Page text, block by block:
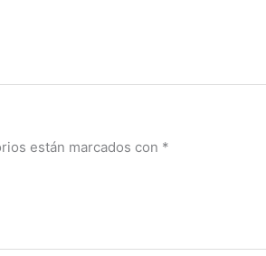
están marcados con *